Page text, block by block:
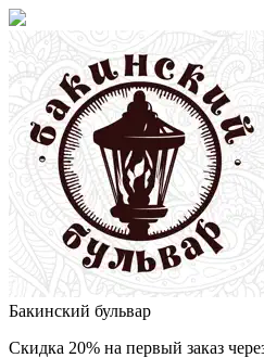
Бакинский бульвар
Скидка 20% на первый заказ